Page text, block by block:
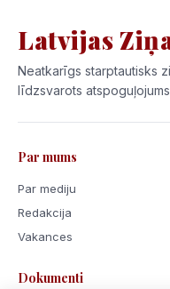
Latvijas
Neatkarīgs starptautisks
līdzsvarots
Par mums
Par mediju
Redakcija
Vakances
Dokumenti